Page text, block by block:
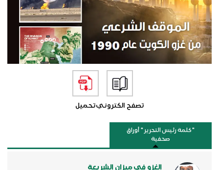
تصفح الكترونيتحميل
"كلمة رئيس التحرير " أوراق
صحفية
الغزو في ميزان الشريعة